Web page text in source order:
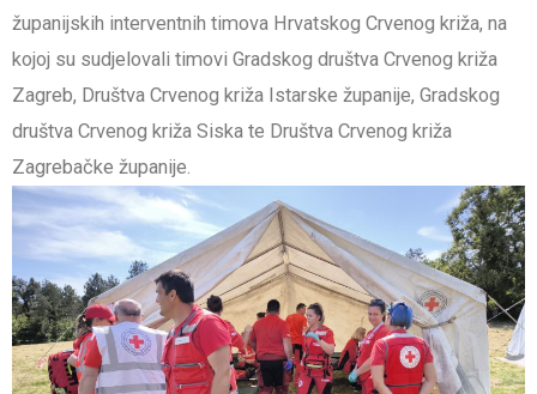
županijskih interventnih timova Hrvatskog Crvenog križa, na
kojoj su sudjelovali timovi Gradskog društva Crvenog križa
Zagreb, Društva Crvenog križa Istarske županije, Gradskog
društva Crvenog križa Siska te Društva Crvenog križa
Zagrebačke županije.